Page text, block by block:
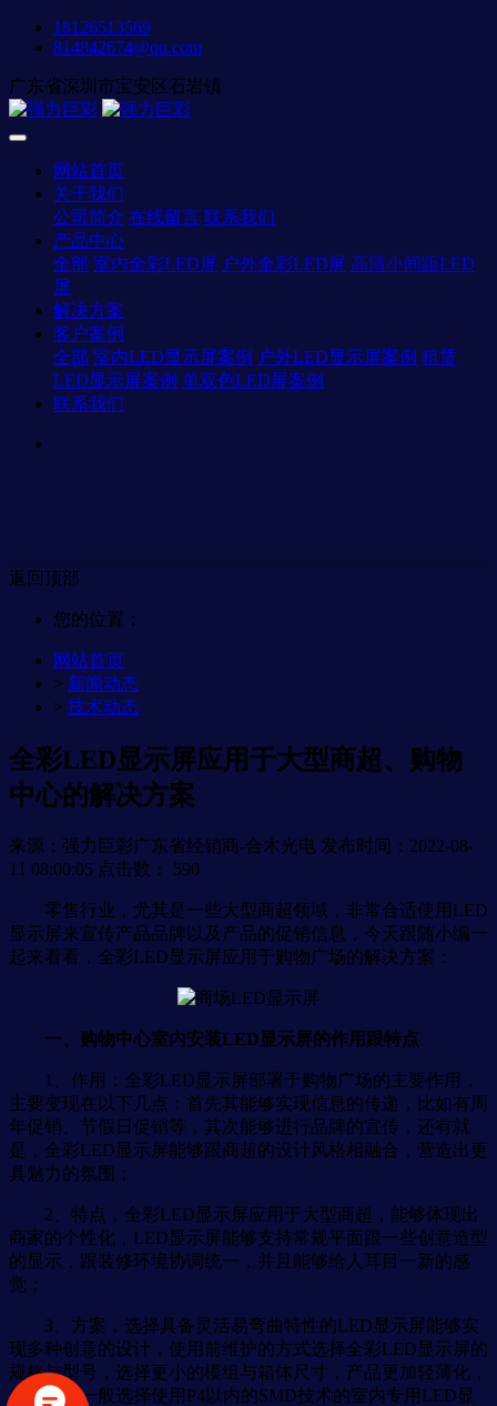
18126513569
814842674@qq.com
广东省深圳市宝安区石岩镇
网站首页
关于我们
公司简介 在线留言 联系我们
产品中心
全部 室内全彩LED屏 户外全彩LED屏 高清小间距LED
屏
解决方案
客户案例
全部 室内LED显示屏案例 户外LED显示屏案例 租赁
LED显示屏案例 单双色LED屏案例
联系我们
返回顶部
您的位置：
网站首页
> 新闻动态
> 技术动态
全彩LED显示屏应用于大型商超、购物
中心的解决方案
来源：强力巨彩广东省经销商-合木光电 发布时间：2022-08-
11 08:00:05 点击数： 590
零售行业，尤其是一些大型商超领域，非常合适使用LED
显示屏来宣传产品品牌以及产品的促销信息，今天跟随小编一
起来看看，全彩LED显示屏应用于购物广场的解决方案：
一、购物中心室内安装LED显示屏的作用跟特点
1、作用：全彩LED显示屏部署于购物广场的主要作用，
主要变现在以下几点：首先其能够实现信息的传递，比如有周
年促销、节假日促销等，其次能够进行品牌的宣传，还有就
是，全彩LED显示屏能够跟商超的设计风格相融合，营造出更
具魅力的氛围；
2、特点，全彩LED显示屏应用于大型商超，能够体现出
商家的个性化，LED显示屏能够支持常规平面跟一些创意造型
的显示，跟装修环境协调统一，并且能够给人耳目一新的感
觉；
3、方案，选择具备灵活易弯曲特性的LED显示屏能够实
现多种创意的设计，使用前维护的方式选择全彩LED显示屏的
规格与型号，选择更小的模组与箱体尺寸，产品更加轻薄化，
像素间距一般选择使用P4以内的SMD技术的室内专用LED显